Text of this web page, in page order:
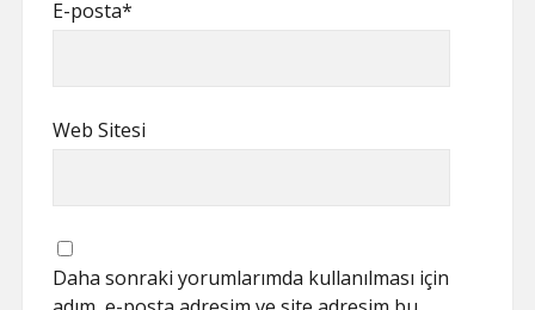
E-posta*
Web Sitesi
Daha sonraki yorumlarımda kullanılması için